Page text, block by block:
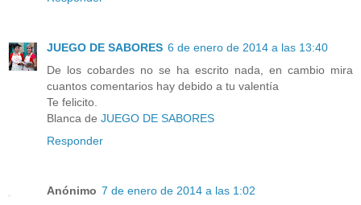
JUEGO DE SABORES 6 de enero de 2014 a las 13:40
De los cobardes no se ha escrito nada, en cambio mira
cuantos comentarios hay debido a tu valentía
Te felicito.
Blanca de JUEGO DE SABORES
Responder
Anónimo 7 de enero de 2014 a las 1:02